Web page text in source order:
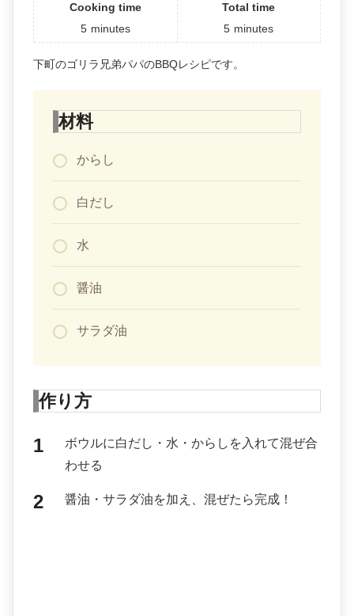
Cooking time
5 minutes
Total time
5 minutes
下町のゴリラ兄弟パパのBBQレシピです。
材料
からし
白だし
水
醤油
サラダ油
作り方
ボウルに白だし・水・からしを入れて混ぜ合
わせる
醤油・サラダ油を加え、混ぜたら完成！